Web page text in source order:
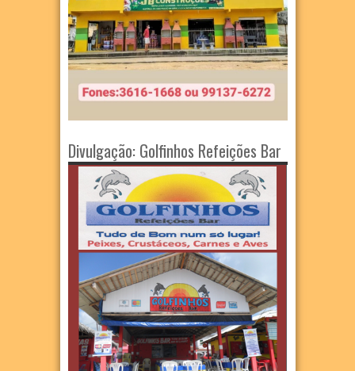
Divulgação: Golfinhos Refeições Bar